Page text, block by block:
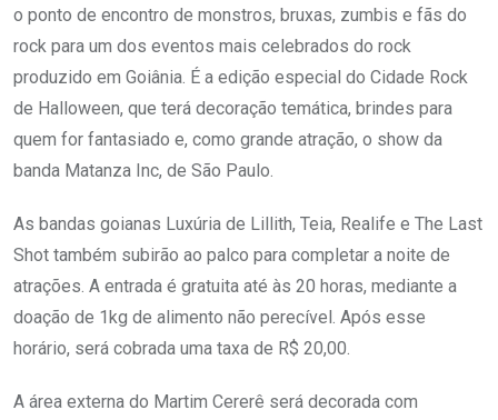
o ponto de encontro de monstros, bruxas, zumbis e fãs do
rock para um dos eventos mais celebrados do rock
produzido em Goiânia. É a edição especial do Cidade Rock
de Halloween, que terá decoração temática, brindes para
quem for fantasiado e, como grande atração, o show da
banda Matanza Inc, de São Paulo.
As bandas goianas Luxúria de Lillith, Teia, Realife e The Last
Shot também subirão ao palco para completar a noite de
atrações. A entrada é gratuita até às 20 horas, mediante a
doação de 1kg de alimento não perecível. Após esse
horário, será cobrada uma taxa de R$ 20,00.
A área externa do Martim Cererê será decorada com